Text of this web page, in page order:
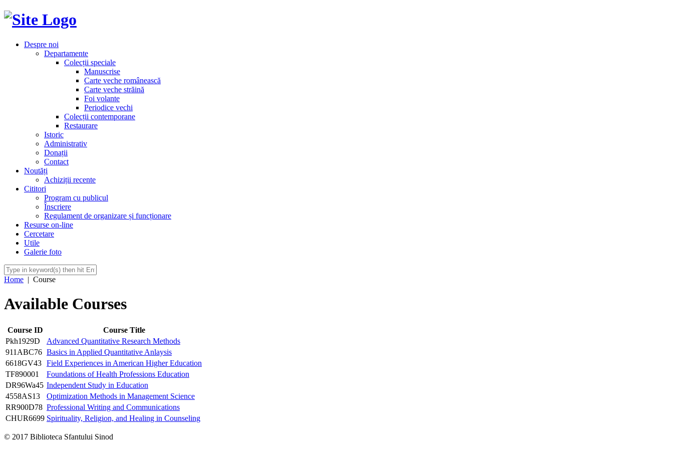
Despre noi
Departamente
Colecții speciale
Manuscrise
Carte veche românească
Carte veche străină
Foi volante
Periodice vechi
Colecții contemporane
Restaurare
Istoric
Administrativ
Donații
Contact
Noutăți
Achiziții recente
Cititori
Program cu publicul
Înscriere
Regulament de organizare și funcționare
Resurse on-line
Cercetare
Utile
Galerie foto
Home | Course
Available Courses
Course ID
Course Title
Pkh1929D
Advanced Quantitative Research Methods
911ABC76 Basics in Applied Quantitative Anlaysis
6618GV43 Field Experiences in American Higher Education
TF890001
Foundations of Health Professions Education
DR96Wa45 Independent Study in Education
4558AS13
Optimization Methods in Management Science
RR900D78 Professional Writing and Communications
CHUR6699 Spirituality, Religion, and Healing in Counseling
© 2017 Biblioteca Sfantului Sinod